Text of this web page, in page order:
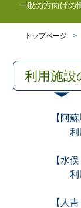
一般の方向けの
トップページ >
利用施設
【阿
利用
【水
利用
【人